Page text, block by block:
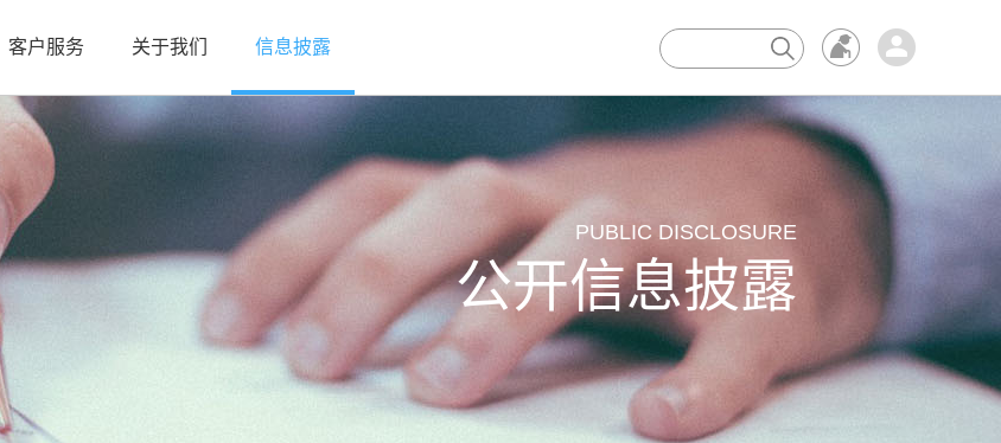
客户服务 关于我们 信息披露
PUBLIC DISCLOSURE
公开信息披露